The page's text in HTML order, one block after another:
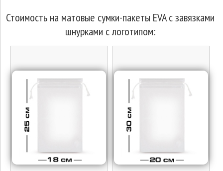
Стоимость на матовые сумки-пакеты EVA с завязками
шнурками с логотипом: